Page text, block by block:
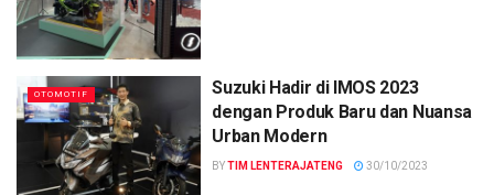
OTOMOTIF
Suzuki Hadir di IMOS 2023
dengan Produk Baru dan Nuansa
Urban Modern
BYTIM LENTERAJATENG 30/10/2023